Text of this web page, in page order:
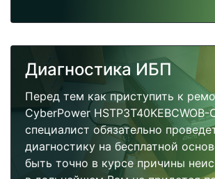
Диагностика ИБП
Перед тем как приступить к
CyberPower HSTP3T40KEBCWOB-
специалист обязательно
диагностику на бесплатной
быть точно в курсе причины